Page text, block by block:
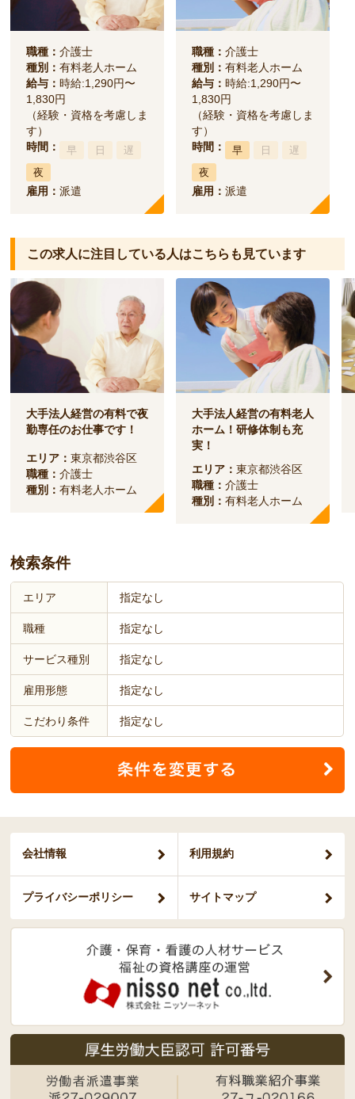
職種：介護士
種別：有料老人ホーム
給与：時給:1,290円〜
1,830円
（経験・資格を考慮しま
す）
時間：
早 日
遅
夜
雇用：派遣
職種：介護士
種別：有料老人ホーム
給与：時給:1,290円〜
1,830円
（経験・資格を考慮しま
す）
時間： 早 日
遅
夜
雇用：派遣
この求人に注目している人はこちらも見ています
大手法人経営の有料で夜
勤専任のお仕事です！
エリア：東京都渋谷区
職種：介護士
種別：有料老人ホーム
大手法人経営の有料老人
ホーム！研修体制も充
実！
エリア：東京都渋谷区
職種：介護士
種別：有料老人ホーム
検索条件
エリア 指定なし
職種 指定なし
サービス種別 指定なし
雇用形態 指定なし
こだわり条件 指定なし
会社情報 利用規約
プライバシーポリシー サイトマップ